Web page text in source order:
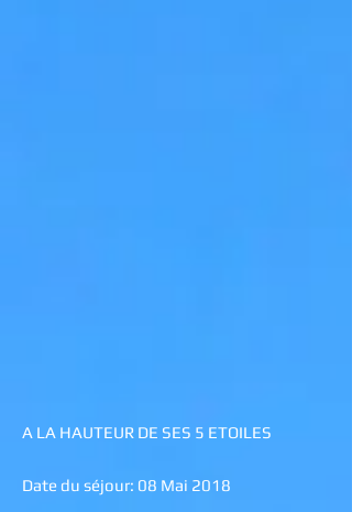
A LA HAUTEUR DE SES 5 ETOILES
Date du séjour: 08 Mai 2018